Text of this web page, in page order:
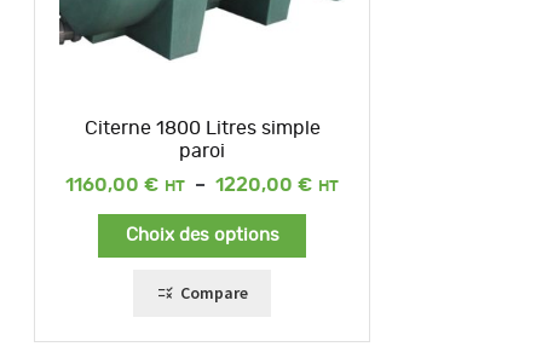
Citerne 1800 Litres simple
paroi
1160,00 € – 1220,00 €
Plage
Choix des options
Compare